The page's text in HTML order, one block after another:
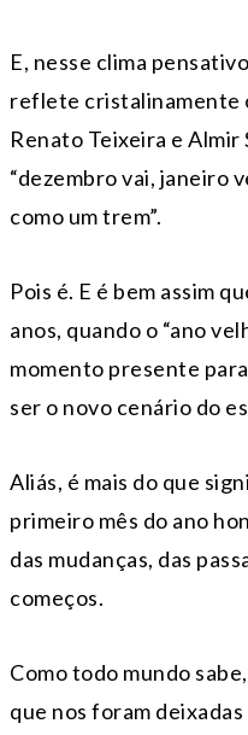
E, nesse clima
reflete cristalinamente
Renato Teixeira e Almir
“dezembro vai, janeiro
como um trem”.
Pois é. E é bem assim
anos, quando o “ano
momento presente
ser o novo cenário do
Aliás, é mais do que
primeiro mês do ano
das mudanças, das
começos.
Como todo mundo
que nos foram